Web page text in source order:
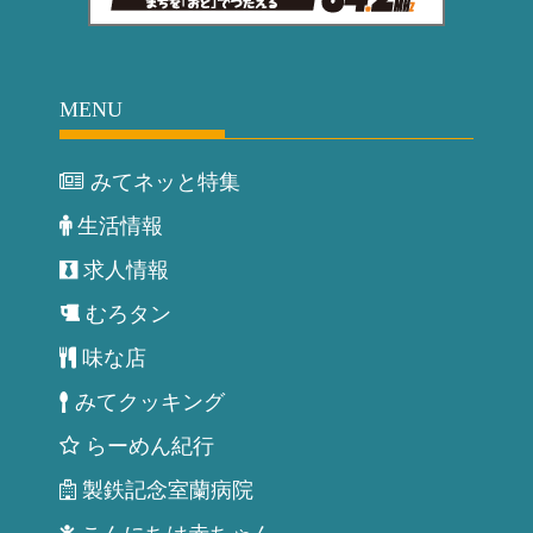
MENU
みてネッと特集
生活情報
求人情報
むろタン
味な店
みてクッキング
らーめん紀行
製鉄記念室蘭病院